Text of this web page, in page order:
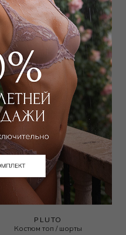
6 300₽ 12 000₽
+ 1 цвет
PLUTO
Костюм топ / шорты